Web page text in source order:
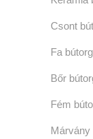
Csont
Fa
Bőr
Fém
Márvány